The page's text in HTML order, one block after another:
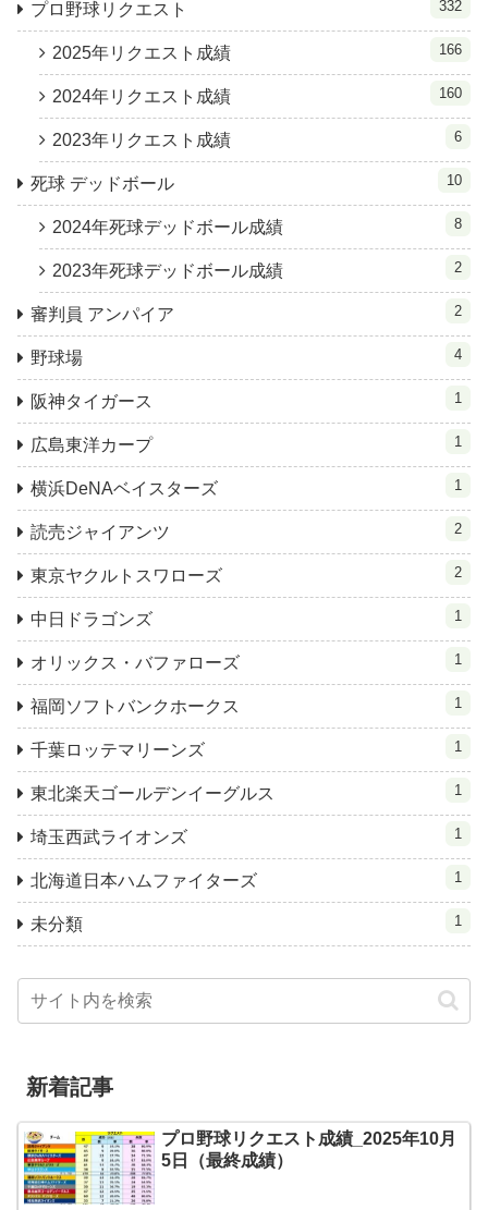
プロ野球リクエスト 332
2025年リクエスト成績 166
2024年リクエスト成績 160
2023年リクエスト成績 6
死球 デッドボール 10
2024年死球デッドボール成績 8
2023年死球デッドボール成績 2
審判員 アンパイア 2
野球場 4
阪神タイガース 1
広島東洋カープ 1
横浜DeNAベイスターズ 1
読売ジャイアンツ 2
東京ヤクルトスワローズ 2
中日ドラゴンズ 1
オリックス・バファローズ 1
福岡ソフトバンクホークス 1
千葉ロッテマリーンズ 1
東北楽天ゴールデンイーグルス 1
埼玉西武ライオンズ 1
北海道日本ハムファイターズ 1
未分類 1
新着記事
プロ野球リクエスト成績_2025年10月
5日（最終成績）